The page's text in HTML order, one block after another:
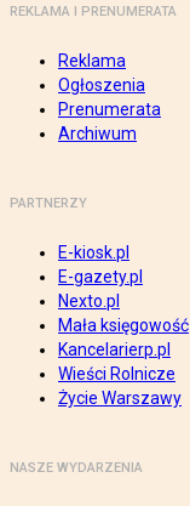
REKLAMA I PRENUMERATA
Reklama
Ogłoszenia
Prenumerata
Archiwum
PARTNERZY
E-kiosk.pl
E-gazety.pl
Nexto.pl
Mała księgowość
Kancelarierp.pl
Wieści Rolnicze
Życie Warszawy
NASZE WYDARZENIA